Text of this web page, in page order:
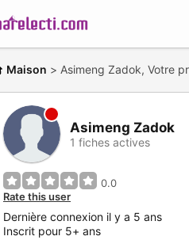
Maison > Asimeng Zadok, Votre
Asimeng Zadok
1 fiches actives
0.0
Rate this user
Dernière connexion il y a 5 ans
Inscrit pour 5+ ans